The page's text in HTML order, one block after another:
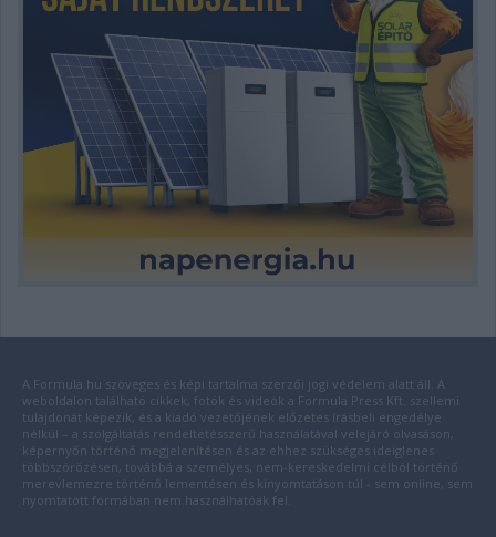
A Formula.hu szöveges és képi tartalma szerzői jogi védelem alatt áll. A
weboldalon található cikkek, fotók és videók a Formula Press Kft. szellemi
tulajdonát képezik, és a kiadó vezetőjének előzetes írásbeli engedélye
nélkül – a szolgáltatás rendeltetésszerű használatával velejáró olvasáson,
képernyőn történő megjelenítésen és az ehhez szükséges ideiglenes
többszörözésen, továbbá a személyes, nem-kereskedelmi célból történő
merevlemezre történő lementésen és kinyomtatáson túl - sem online, sem
nyomtatott formában nem használhatóak fel.